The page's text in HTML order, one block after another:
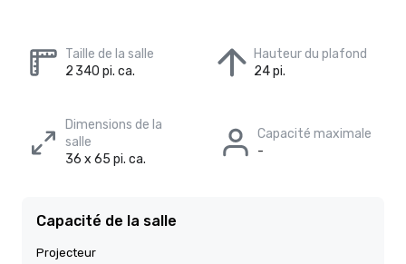
Taille de la salle
2 340 pi. ca.
Hauteur du plafond
24 pi.
Dimensions de la
salle
36 x 65 pi. ca.
Capacité maximale
-
Capacité de la salle
Projecteur